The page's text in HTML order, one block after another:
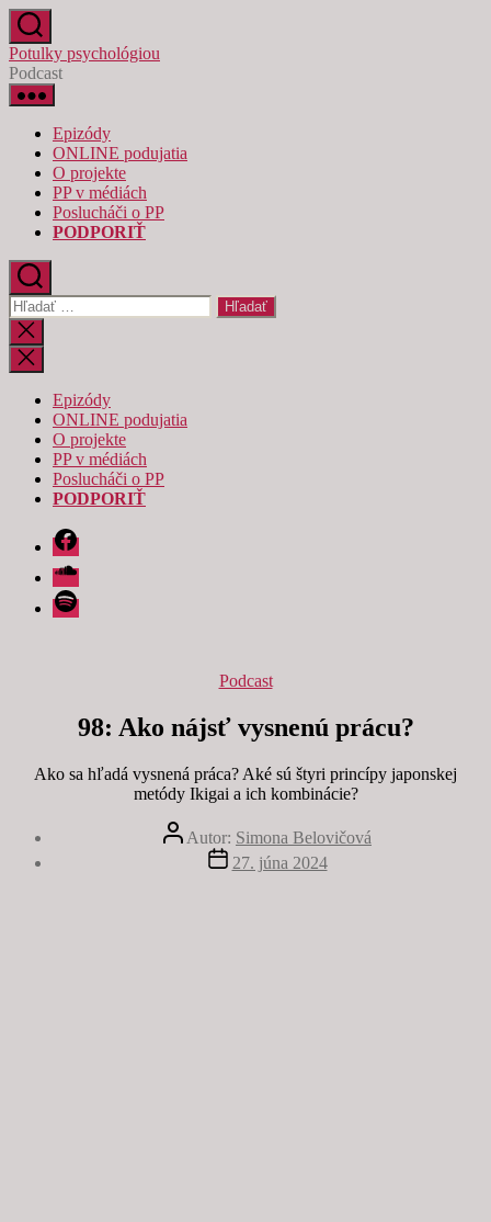
Preskočiť
na
obsah
Potulky psychológiou
Podcast
Epizódy
ONLINE podujatia
O projekte
PP v médiách
Poslucháči o PP
PODPORIŤ
Vyhľadať:
Zatvoriť
vyhľadávanie
Epizódy
ONLINE podujatia
O projekte
PP v médiách
Poslucháči o PP
PODPORIŤ
Facebook
Soundcloud
Spotify
Kategórie
Podcast
98: Ako nájsť vysnenú prácu?
Ako sa hľadá vysnená práca? Aké sú štyri princípy japonskej
metódy Ikigai a ich kombinácie?
Autor
článku
Autor: Simona Belovičová
Dátum
článku
27. júna 2024